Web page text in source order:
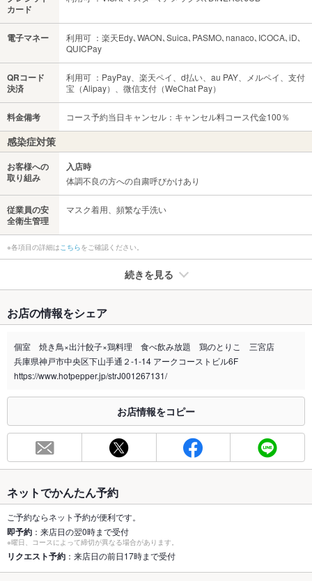
カード
電子マネー
利用可 ：楽天Edy､WAON､Suica､PASMO､nanaco､ICOCA､iD､
QUICPay
QRコード
決済
利用可 ：PayPay、楽天ペイ、d払い、au PAY、メルペイ、支付
宝（Alipay）、微信支付（WeChat Pay）
料金備考 コース予約当日キャンセル：キャンセル料コース代金100％
感染症対策
お客様への
取り組み
入店時
体調不良の方への自粛呼びかけあり
従業員の安
全衛生管理
マスク着用、頻繁な手洗い
※各項目の詳細は こちらをご確認ください。
続きを見る
禁煙・喫煙
全席喫煙可
喫煙専用室 なし
合わせください。
お席
96席(落ち着いたテーブル席)
容人数
個室 あり ：2名様～個室利用可能です！
座敷 なし ：お座敷席はございません。
掘りごたつ なし ：掘りごたつ席はございません。
お店の情報をシェア
個室 焼き鳥×出汁餃子×鶏料理 食べ飲み放題 鶏のとりこ 三宮店
兵庫県神戸市中央区下山手通２-1-14 アークコーストビル6F
https://www.hotpepper.jp/strJ001267131/
お店情報をコピー
ネットでかんたん予約
ご予約ならネット予約が便利です。
即予約 ：来店日の翌0時まで受付
※曜日、コースによって締切が異なる場合があります。
リクエスト予約 ：来店日の前日17時まで受付